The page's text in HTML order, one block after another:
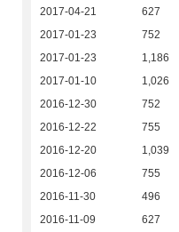
2017-04-21 627
2017-01-23 752
2017-01-23 1,186
2017-01-10 1,026
2016-12-30 752
2016-12-22 755
2016-12-20 1,039
2016-12-06 755
2016-11-30 496
2016-11-09 627